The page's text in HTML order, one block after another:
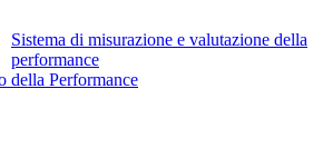
Sistema di misurazione e valutazione della
performance
della Performance